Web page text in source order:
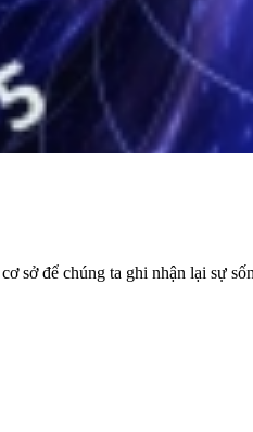
sở để chúng ta ghi nhận lại sự